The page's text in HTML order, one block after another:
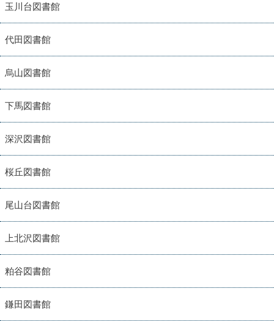
玉川台図書館
代田図書館
烏山図書館
下馬図書館
深沢図書館
桜丘図書館
尾山台図書館
上北沢図書館
粕谷図書館
鎌田図書館